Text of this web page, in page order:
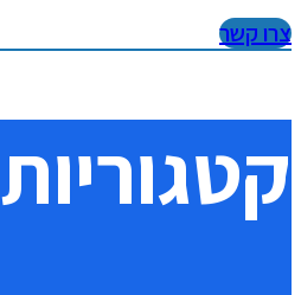
צרו קשר
קטגוריות